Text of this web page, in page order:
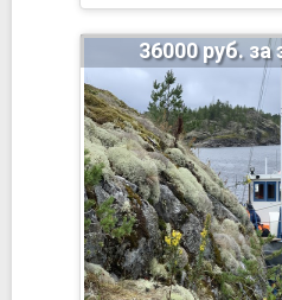
36000 руб. за